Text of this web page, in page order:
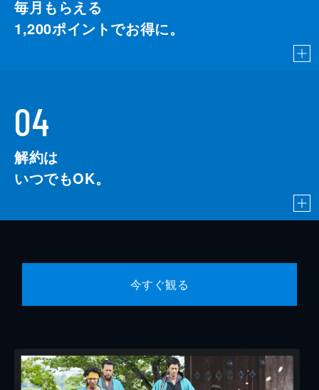
毎月もらえる
1,200ポイントでお得に。
04
解約は
いつでもOK。
今すぐ観る